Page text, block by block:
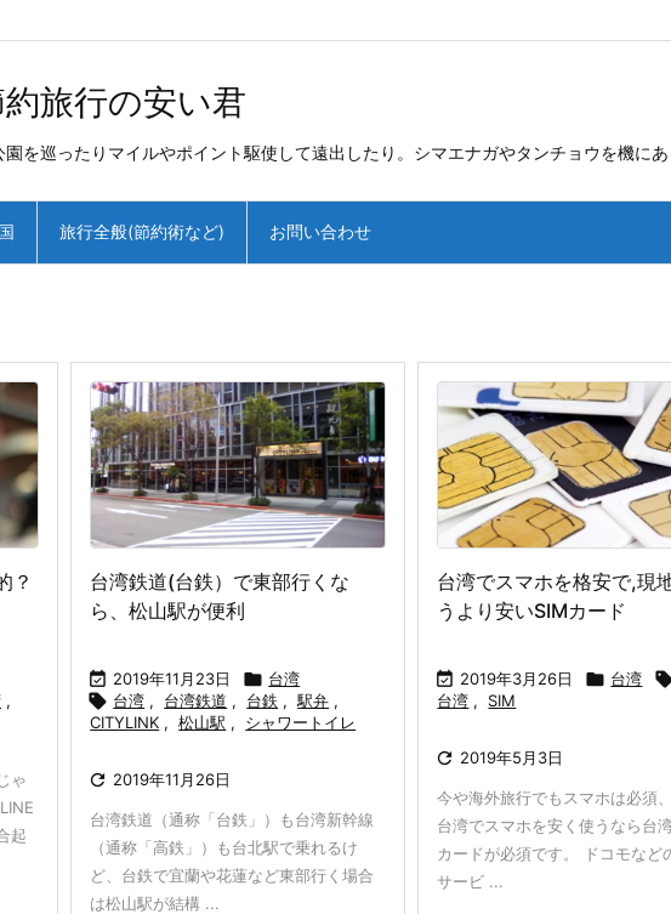
旅行の安い君
を巡ったりマイルやポイント駆使して遠出したり。シマエナガやタンチョウを機に
旅行全般(節約術など) お問い合わせ
？
,
ゃ
起
台湾鉄道(台鉄）で東部行くな
ら、松山駅が便利
 2019年11月23日  台湾
 台湾 , 台湾鉄道 , 台鉄 , 駅弁 ,
CITYLINK , 松山駅 , シャワートイレ
 2019年11月26日
台湾鉄道（通称「台鉄」）も台湾新幹線
（通称「高鉄」）も台北駅で乗れるけ
ど、台鉄で宜蘭や花蓮など東部行く場合
は松山駅が結構 ...
台湾でスマホを格安で,現
うより安いSIMカード
 2019年3月26日  台湾
台湾 , SIM
 2019年5月3日
今や海外旅行でもスマホは必須
台湾でスマホを安く使うなら台
カードが必須です。 ドコモなど
サービ ...